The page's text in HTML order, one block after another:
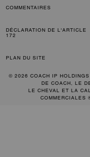
COMMENTAIRES
DÉCLARATION DE L'ARTICLE
172
PLAN DU SITE
© 2026 COACH IP
DE COACH, LE
LE CHEVAL ET LA
COMMERCIALES